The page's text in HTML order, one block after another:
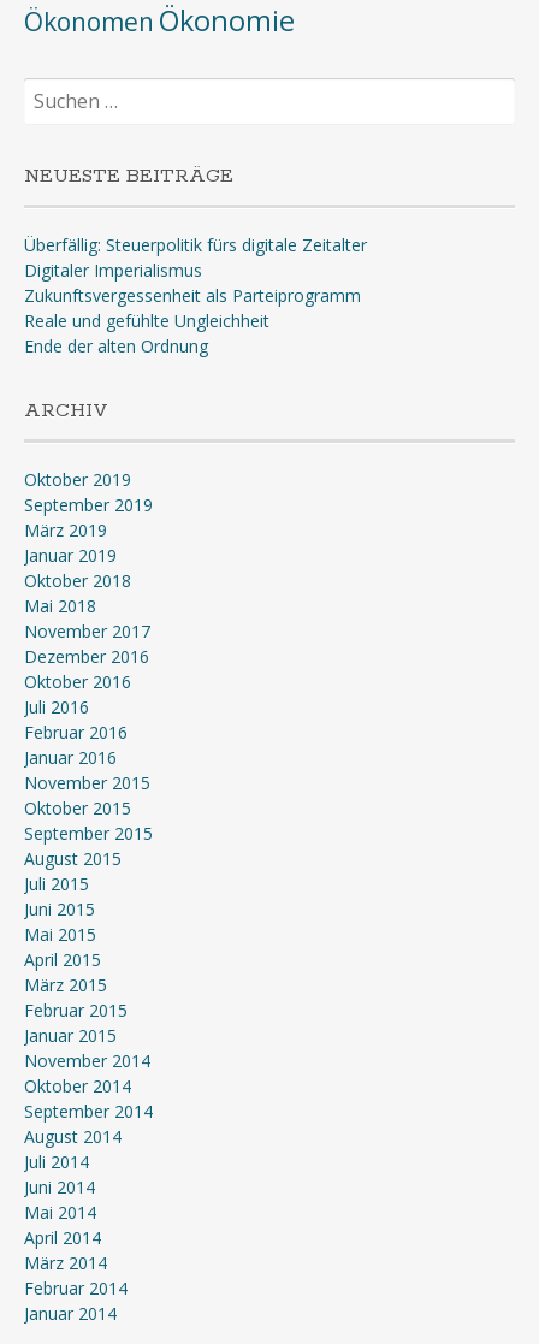
Ökonomen Ökonomie
Suchen
nach:
NEUESTE BEITRÄGE
Überfällig: Steuerpolitik fürs digitale Zeitalter
Digitaler Imperialismus
Zukunftsvergessenheit als Parteiprogramm
Reale und gefühlte Ungleichheit
Ende der alten Ordnung
ARCHIV
Oktober 2019
September 2019
März 2019
Januar 2019
Oktober 2018
Mai 2018
November 2017
Dezember 2016
Oktober 2016
Juli 2016
Februar 2016
Januar 2016
November 2015
Oktober 2015
September 2015
August 2015
Juli 2015
Juni 2015
Mai 2015
April 2015
März 2015
Februar 2015
Januar 2015
November 2014
Oktober 2014
September 2014
August 2014
Juli 2014
Juni 2014
Mai 2014
April 2014
März 2014
Februar 2014
Januar 2014